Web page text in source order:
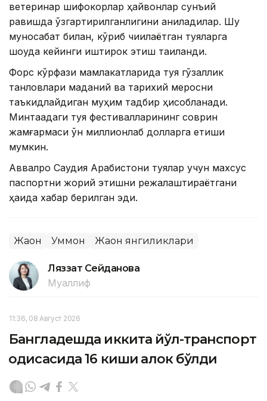
ветеринар шифокорлар ҳайвонлар сунъий
равишда ўзгартирилганлигини аниқладилар. Шу
муносабат билан, кўриб чиқилаётган туяларга
шоуда кейинги иштирок этиш тақиқланди.
Форс кўрфази мамлакатларида туя гўзаллик
танловлари маданий ва тарихий меросни
таъкидлайдиган муҳим тадбир ҳисобланади.
Минтақадаги туя фестивалларининг соврин
жамғармаси ўн миллионлаб долларга етиши
мумкин.
Аввалроқ Саудия Арабистони туялар учун махсус
паспортни жорий этишни режалаштираётгани
ҳақида хабар берилган эди.
Жаҳон Уммон Жаҳон янгиликлари
Ляззат Сейданова
Муаллиф
11:36, 08 Август 2026
Бангладешда иккита йўл-транспорт
ҳодисасида 16 киши ҳалок бўлди